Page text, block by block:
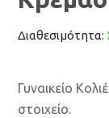
Διαθεσιμότητα:
Γυναικείο
στοιχείο.